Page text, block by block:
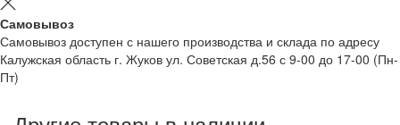
Самовывоз
Самовывоз доступен с нашего производства и склада по адресу
Калужская область г. Жуков ул. Советская д.56 с 9-00 до 17-00 (Пн-
Пт)